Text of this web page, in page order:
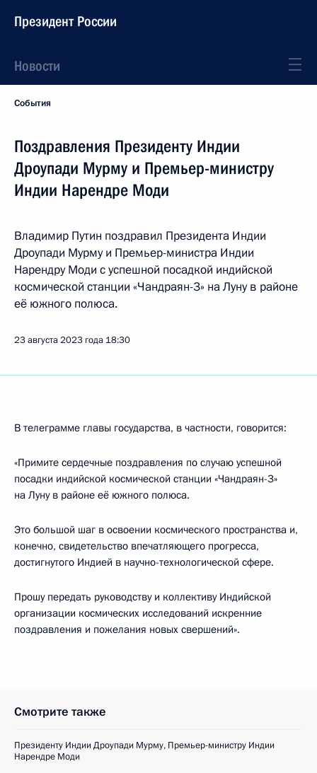
Президент России
Новости
События
Поздравления Президенту Индии
Дроупади Мурму и Премьер-министру
Индии Нарендре Моди
Владимир Путин поздравил Президента Индии
Дроупади Мурму и Премьер-министра Индии
Нарендру Моди с успешной посадкой индийской
космической станции «Чандраян-3» на Луну в районе
её южного полюса.
23 августа 2023 года 18:30
В телеграмме главы государства, в частности, говорится:
«Примите сердечные поздравления по случаю успешной
посадки индийской космической станции «Чандраян-3»
на Луну в районе её южного полюса.
Это большой шаг в освоении космического пространства и,
конечно, свидетельство впечатляющего прогресса,
достигнутого Индией в научно-технологической сфере.
Прошу передать руководству и коллективу Индийской
организации космических исследований искренние
поздравления и пожелания новых свершений».
Смотрите также
Президенту Индии Дроупади Мурму, Премьер-министру Индии
Нарендре Моди